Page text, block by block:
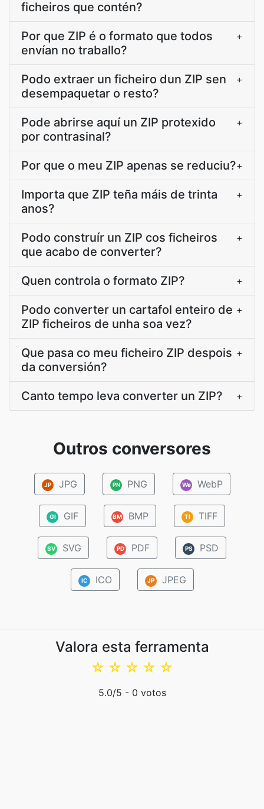
ficheiros que contén?
Por que ZIP é o formato que todos
envían no traballo?
+
Podo extraer un ficheiro dun ZIP sen
desempaquetar o resto?
+
Pode abrirse aquí un ZIP protexido
por contrasinal?
+
Por que o meu ZIP apenas se reduciu?+
Importa que ZIP teña máis de trinta
anos?
+
Podo construír un ZIP cos ficheiros
que acabo de converter?
+
Quen controla o formato ZIP? +
Podo converter un cartafol enteiro de
ZIP ficheiros de unha soa vez?
+
Que pasa co meu ficheiro ZIP despois
da conversión?
+
Canto tempo leva converter un ZIP? +
Outros conversores
JP JPG PN PNG We WebP
GI GIF BM BMP TI TIFF
SV SVG PD PDF PS PSD
IC ICO JP JPEG
Valora esta ferramenta
☆
☆
☆
☆
☆
5.0/5 - 0 votos